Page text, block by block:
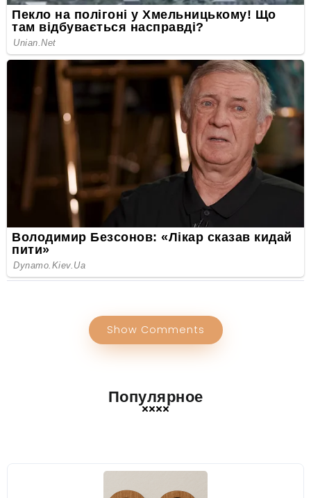
Show Comments
Популярное